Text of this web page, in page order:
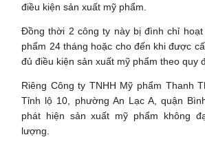
điều kiện sản xuất mỹ phẩm.
Đồng thời 2 công ty này bị đình chỉ
phẩm 24 tháng hoặc cho đến khi được
đủ điều kiện sản xuất mỹ phẩm theo quy
Riêng Công ty TNHH Mỹ phẩm Thanh
Tỉnh lộ 10, phường An Lạc A, quận
phát hiện sản xuất mỹ phẩm không
lượng.